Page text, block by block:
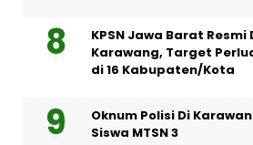
KPSN Jawa Barat
Karawang, Target
di 16 Kabupaten/Kota
Oknum Polisi Di
Siswa MTSN 3